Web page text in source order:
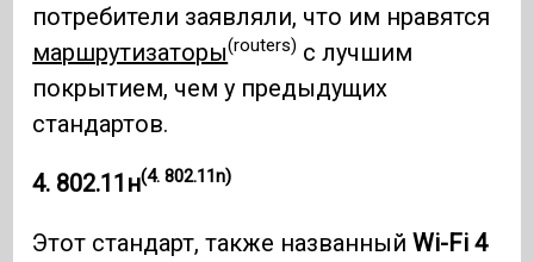
потребители заявляли, что им нравятся
маршрутизаторы(routers) с лучшим
покрытием, чем у предыдущих
стандартов.
4. 802.11н(4. 802.11n)
Этот стандарт, также названныйWi-Fi 4